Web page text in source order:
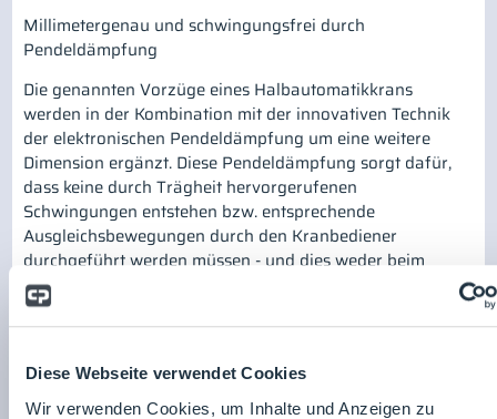
Diese Webseite verwendet Cookies
Wir verwenden Cookies, um Inhalte und Anzeigen zu
Millimetergenau und schwingungsfrei durch
Pendeldämpfung
Die genannten Vorzüge eines Halbautomatikkrans
werden in der Kombination mit der innovativen Technik
der elektronischen Pendeldämpfung um eine weitere
Dimension ergänzt. Diese Pendeldämpfung sorgt dafür,
dass keine durch Trägheit hervorgerufenen
Schwingungen entstehen bzw. entsprechende
Ausgleichsbewegungen durch den Kranbediener
durchgeführt werden müssen - und dies weder beim
Beschleunigungs- noch beim Bremsvorgang. Somit wird
das Aufschaukeln der Last vollständig verhindert. Dabei
ist besonders bemerkenswert, dass dies unabhängig von
gelingt. Gleichzeitig sinkt die Unfallgefahr durch
Pendelbewegungen sowohl beim Verfahren der Last als